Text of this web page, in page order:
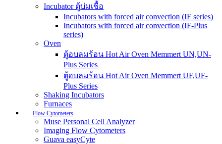
Incubator ตู้บ่มเชื้อ
Incubators with forced air convection (IF series)
Incubators with forced air convection (IF-Plus
series)
Oven
ตู้อบลมร้อน Hot Air Oven Memmert UN,UN-
Plus Series
ตู้อบลมร้อน Hot Air Oven Memmert UF,UF-
Plus Series
Shaking Incubators
Furnaces
Flow Cytometers
Muse Personal Cell Analyzer
Imaging Flow Cytometers
Guava easyCyte